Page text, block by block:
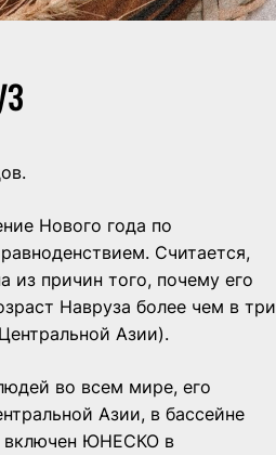
Нового года по
Считается,
из причин того, почему его
Навруза более чем в три
Азии).
во всем мире, его
Азии, в бассейне
включен ЮНЕСКО в